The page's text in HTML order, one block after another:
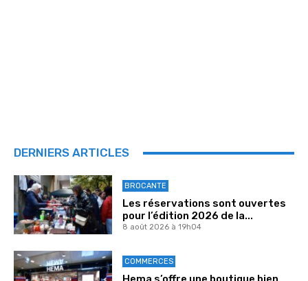
DERNIERS ARTICLES
BROCANTE
Les réservations sont ouvertes
pour l’édition 2026 de la...
8 août 2026 à 19h04
COMMERCES